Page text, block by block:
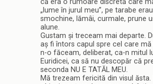
că era o rumoare discretă care
„lume în jurul meu”, pe tarabe
smochine, lămâi, curmale, prune
alune.
Gustam și treceam mai departe.
aș fi întors capul spre cel care
n-o făceam, deliberat, ca-n mitul
Euridicei, ca să nu descopăr că
seconda NU E TATĂL MEU.
Mă trezeam fericită din visul